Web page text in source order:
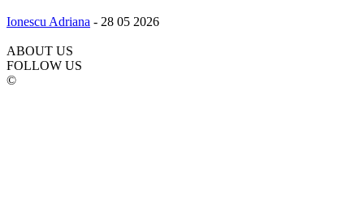
Ionescu Adriana - 28 05 2026
ABOUT US
FOLLOW US
©